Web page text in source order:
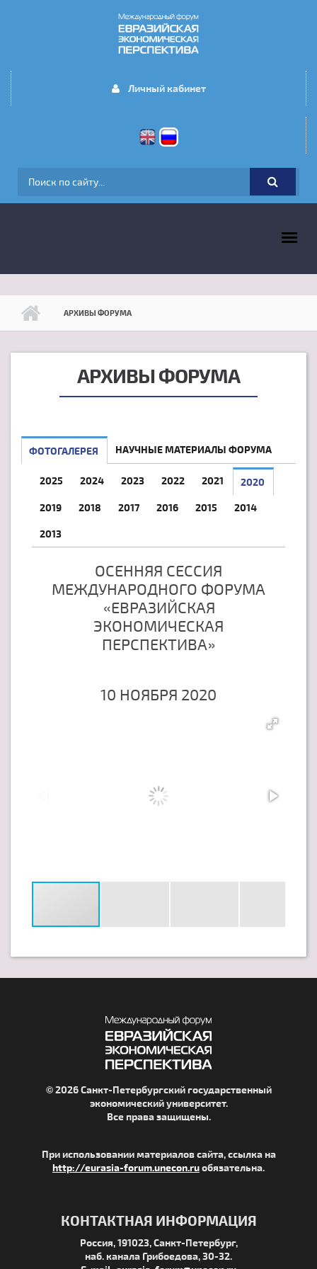
Личный кабинет
ФОРМА ПОИСКА
АРХИВЫ ФОРУМА
АРХИВЫ ФОРУМА
ФОТОГАЛЕРЕЯ НАУЧНЫЕ МАТЕРИАЛЫ ФОРУМА
2025 2024 2023 2022 2021 2020
2019 2018 2017 2016 2015 2014
2013
ОСЕННЯЯ СЕССИЯ
МЕЖДУНАРОДНОГО ФОРУМА
«ЕВРАЗИЙСКАЯ
ЭКОНОМИЧЕСКАЯ
ПЕРСПЕКТИВА»
10 НОЯБРЯ 2020
© 2026 Санкт-Петербургский государственный
экономический университет.
Все права защищены.
При использовании материалов сайта, ссылка на
http://eurasia-forum.unecon.ruобязательна.
КОНТАКТНАЯ ИНФОРМАЦИЯ
Россия, 191023, Санкт-Петербург,
наб. канала Грибоедова, 30-32.